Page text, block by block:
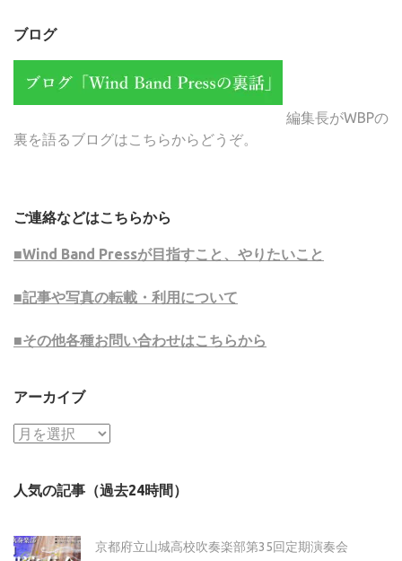
ブログ
編集長がWBPの
裏を語るブログはこちらからどうぞ。
ご連絡などはこちらから
■Wind Band Pressが目指すこと、やりたいこと
■記事や写真の転載・利用について
■その他各種お問い合わせはこちらから
アーカイブ
ア
イ
人気の記事（過去24時間）
京都府立山城高校吹奏楽部第35回定期演奏会